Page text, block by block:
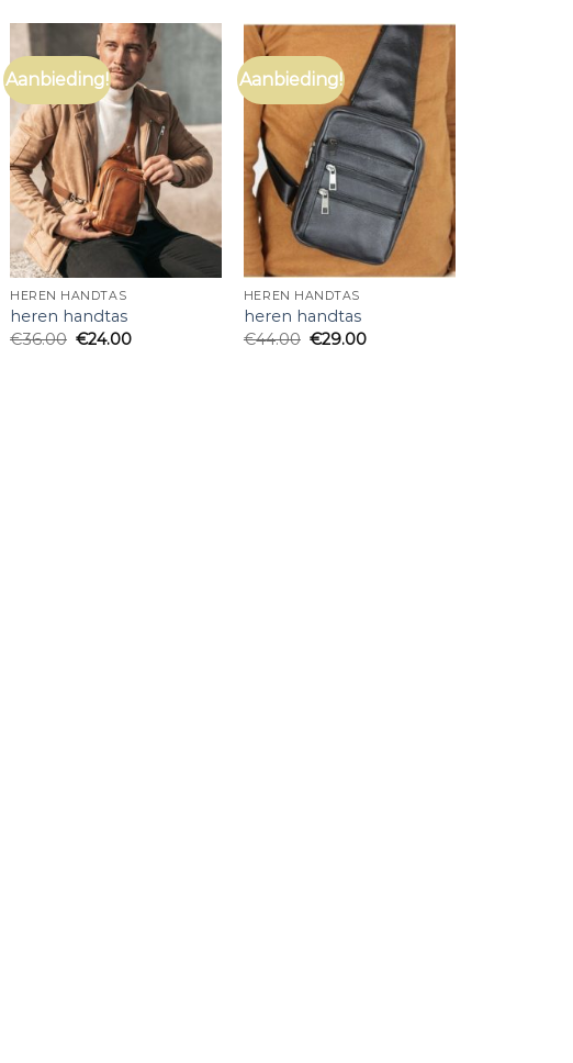
Aanbieding!
HEREN HANDTAS
heren handtas
€36.00 €24.00
Aanbieding!
HEREN HANDTAS
heren handtas
€44.00 €29.00